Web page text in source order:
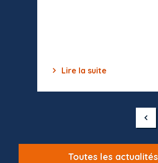
Lire la suite
Toutes les actualités